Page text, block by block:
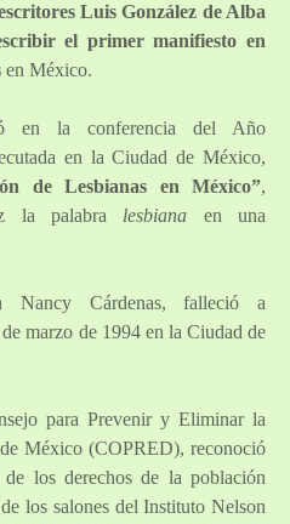
Luis González de Alba
el primer manifiesto en
en México.
en la conferencia del Año
en la Ciudad de México,
de Lesbianas en México”,
la palabra lesbiana en una
Nancy Cárdenas, falleció a
marzo de 1994 en la Ciudad de
para Prevenir y Eliminar la
México (COPRED), reconoció
los derechos de la población
los salones del Instituto Nelson